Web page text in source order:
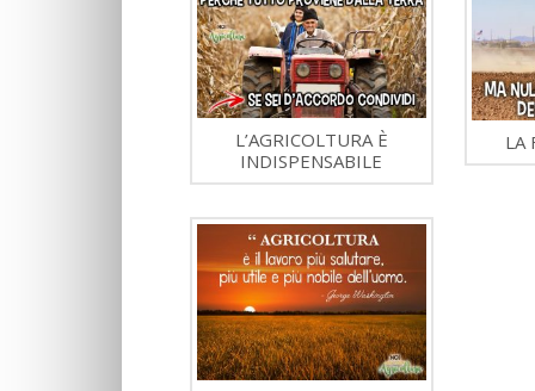
L’AGRICOLTURA È
INDISPENSABILE
LA